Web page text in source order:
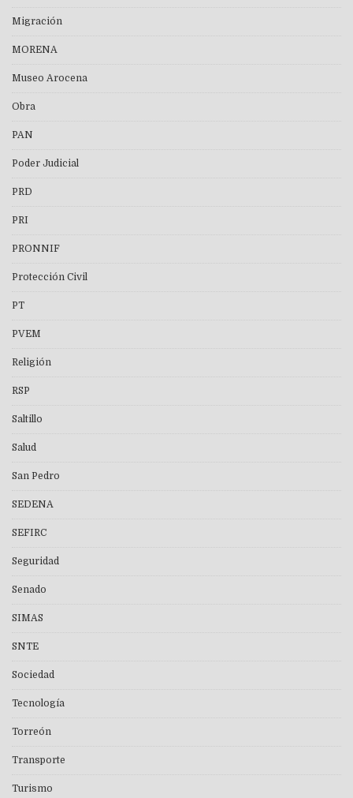
Migración
MORENA
Museo Arocena
Obra
PAN
Poder Judicial
PRD
PRI
PRONNIF
Protección Civil
PT
PVEM
Religión
RSP
Saltillo
Salud
San Pedro
SEDENA
SEFIRC
Seguridad
Senado
SIMAS
SNTE
Sociedad
Tecnología
Torreón
Transporte
Turismo